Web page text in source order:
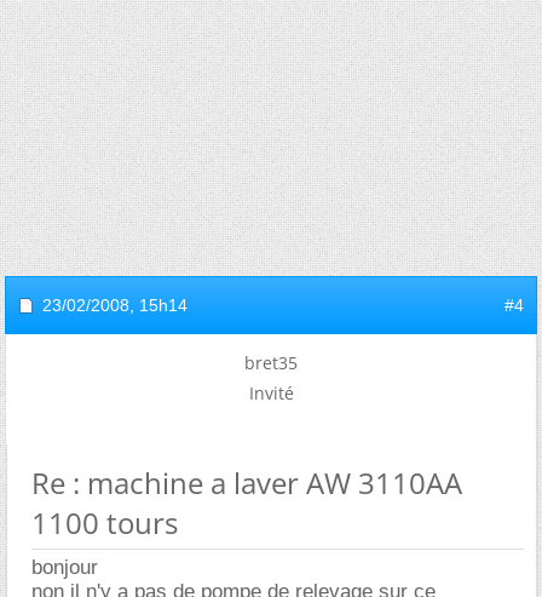
23/02/2008, 15h14 #4
bret35
Invité
Re : machine a laver AW 3110AA
1100 tours
bonjour
non il n'y a pas de pompe de relevage sur ce